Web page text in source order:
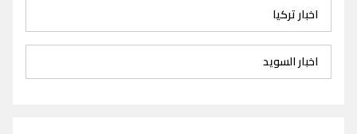
اخبار تركيا
اخبار السويد